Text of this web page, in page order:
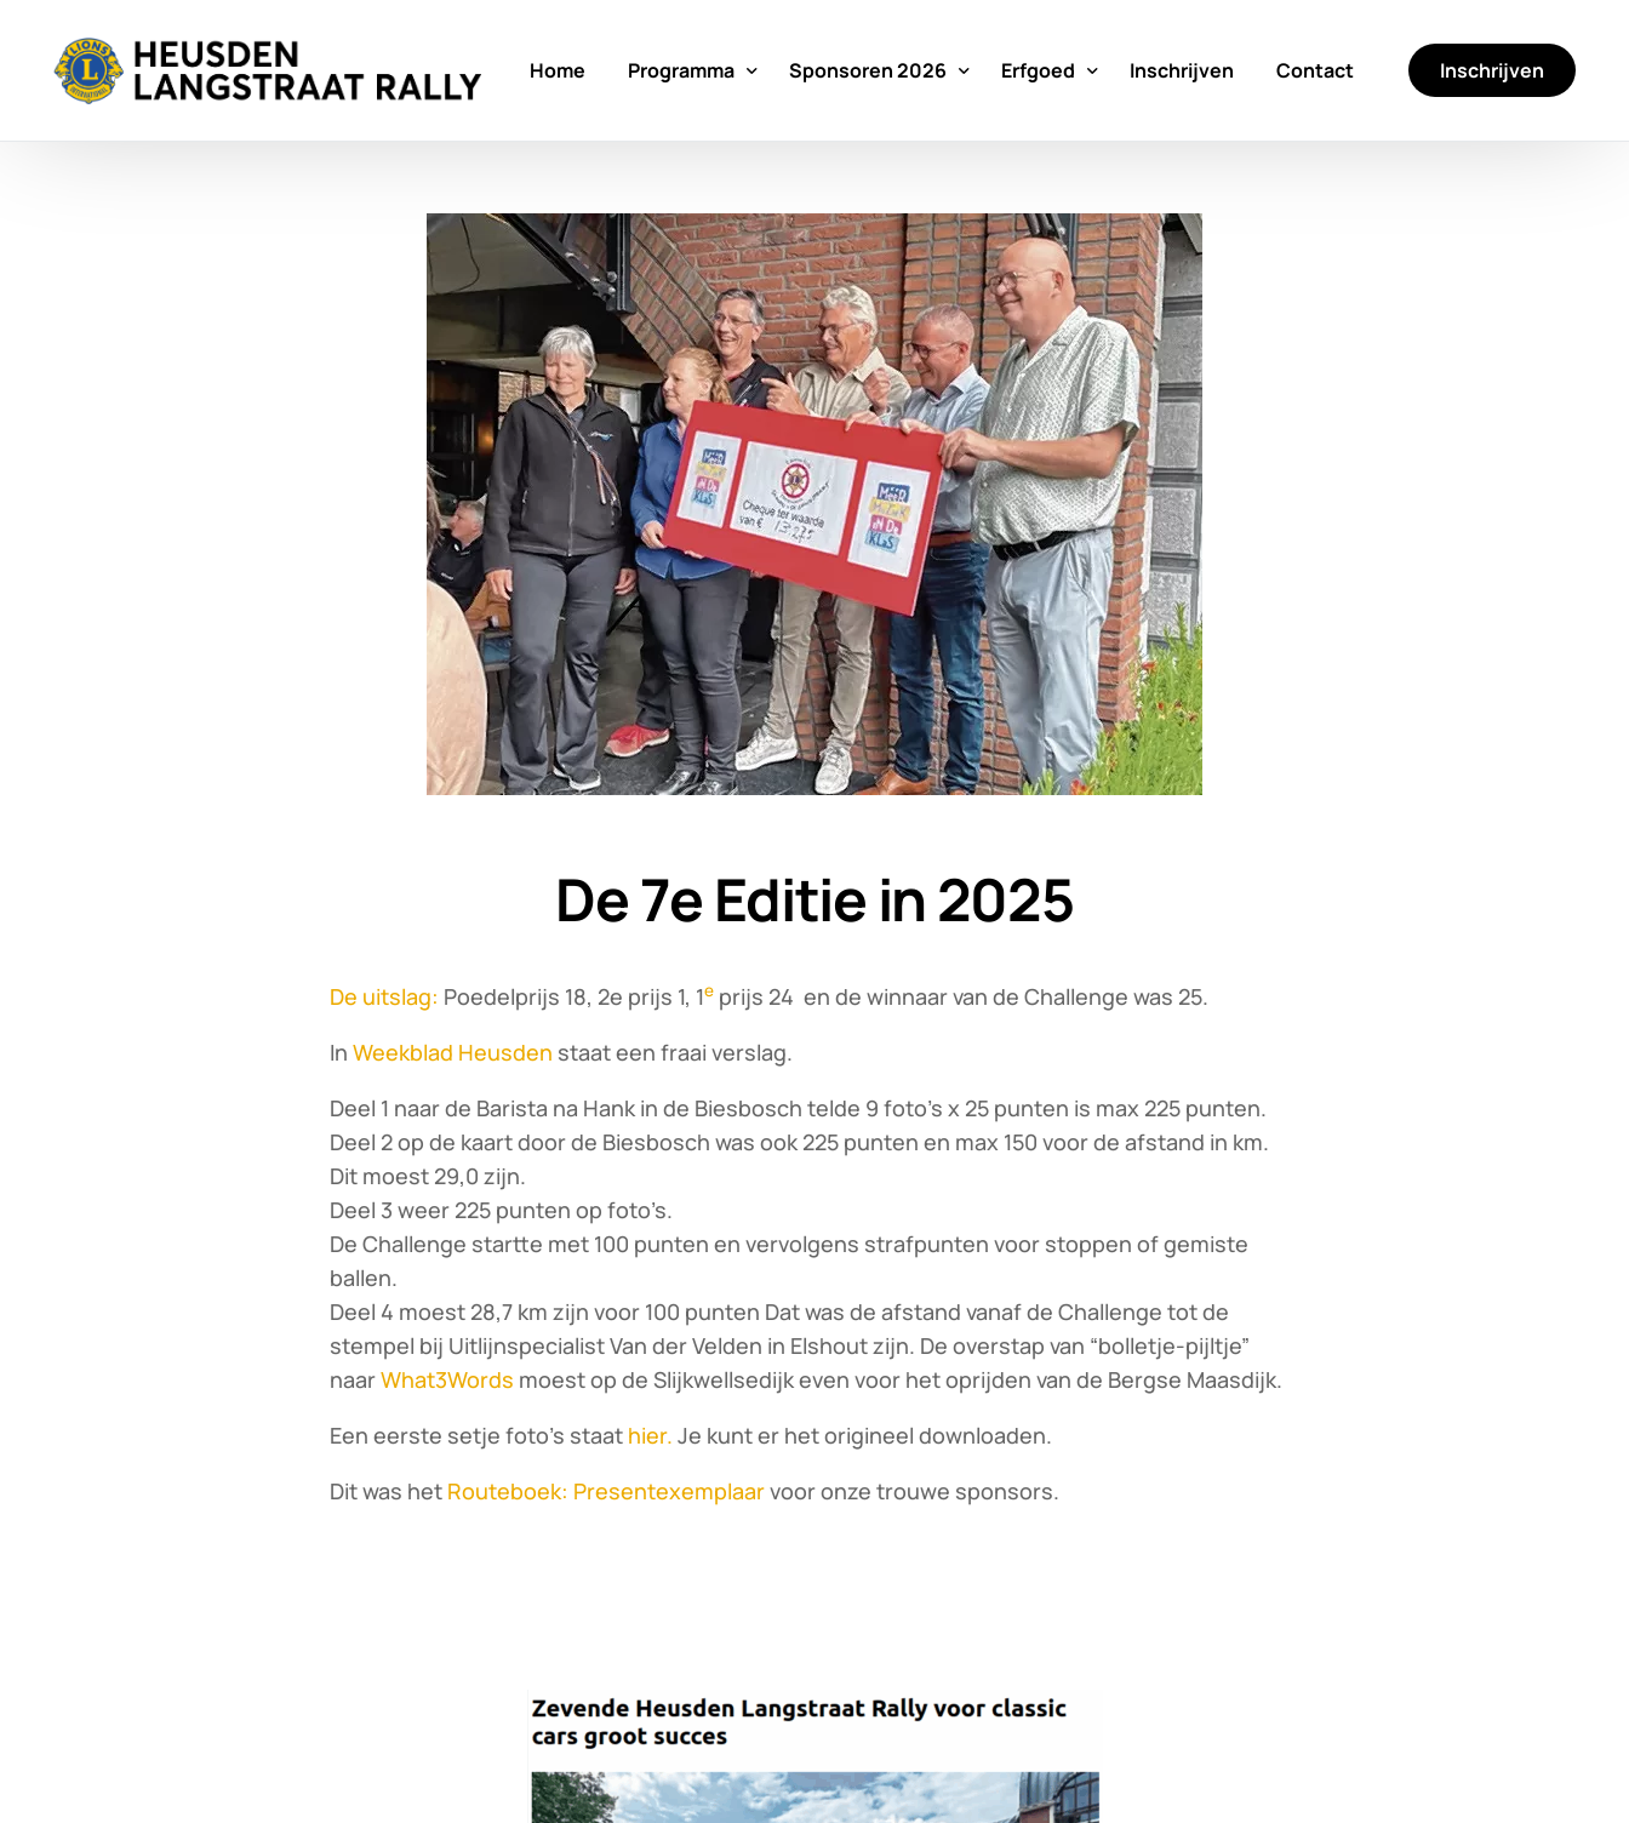
Home Programma
Programma
Oefenen
6e Editie 2024
7e Editie 2025
8e Editie 2026
Sponsoren 2026
Sponsoren 2026
Sponsoren 2025
Erfgoed
Erfgoed
Milieu
Inschrijven Contact Inschrijven
De 7e Editie in 2025
De uitslag: Poedelprijs 18, 2e prijs 1, 1eprijs 24 en de winnaar van de Challenge was 25.
In Weekblad Heusden staat een fraai verslag.
Deel 1 naar de Barista na Hank in de Biesbosch telde 9 foto’s x 25 punten is max 225 punten.
Deel 2 op de kaart door de Biesbosch was ook 225 punten en max 150 voor de afstand in km.
Dit moest 29,0 zijn.
Deel 3 weer 225 punten op foto’s.
De Challenge startte met 100 punten en vervolgens strafpunten voor stoppen of gemiste
ballen.
Deel 4 moest 28,7 km zijn voor 100 punten Dat was de afstand vanaf de Challenge tot de
stempel bij Uitlijnspecialist Van der Velden in Elshout zijn. De overstap van “bolletje-pijltje”
naarWhat3Words moest op de Slijkwellsedijk even voor het oprijden van de Bergse Maasdijk.
Een eerste setje foto’s staat hier. Je kunt er het origineel downloaden.
Dit was het Routeboek: Presentexemplaarvoor onze trouwe sponsors.